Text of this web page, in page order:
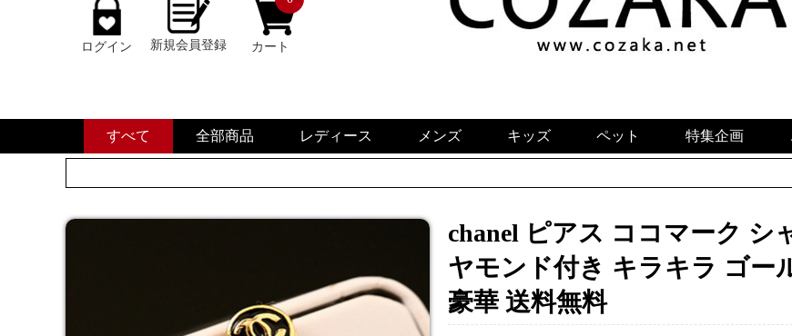
ログイン 新規会員登録 カート
すべて 全部商品 レディース メンズ キッズ ペット 特集企画
chanel ピアス ココマーク シ
ヤモンド付き キラキラ ゴー
豪華 送料無料